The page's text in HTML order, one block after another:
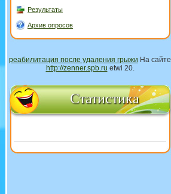
Результаты
Архив опросов
реабилитация после удаления грыжи На сайте
http://zenner.spb.ru etwi 20.
Статистика